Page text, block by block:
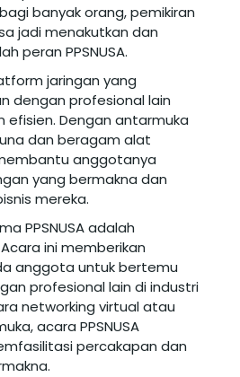
banyak orang, pemikiran
jadi menakutkan dan
peran PPSNUSA.
jaringan yang
dengan profesional lain
efisien. Dengan antarmuka
dan beragam alat
anggotanya
yang bermakna dan
mereka.
PPSNUSA adalah
ini memberikan
anggota untuk bertemu
profesional lain di industri
networking virtual atau
acara PPSNUSA
percakapan dan